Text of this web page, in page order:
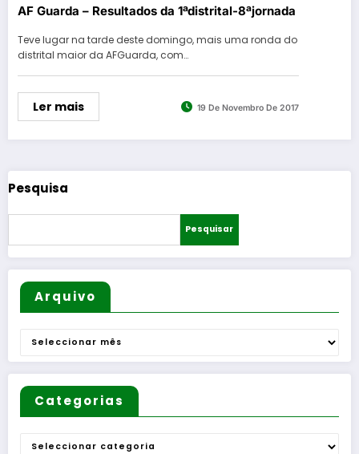
AF Guarda – Resultados da 1ªdistrital-8ªjornada
Teve lugar na tarde deste domingo, mais uma ronda do
distrital maior da AFGuarda, com…
Ler mais 19 De Novembro De 2017
Pesquisa
Pesquisar
Arquivo
Arquivo
Categorias
Categorias